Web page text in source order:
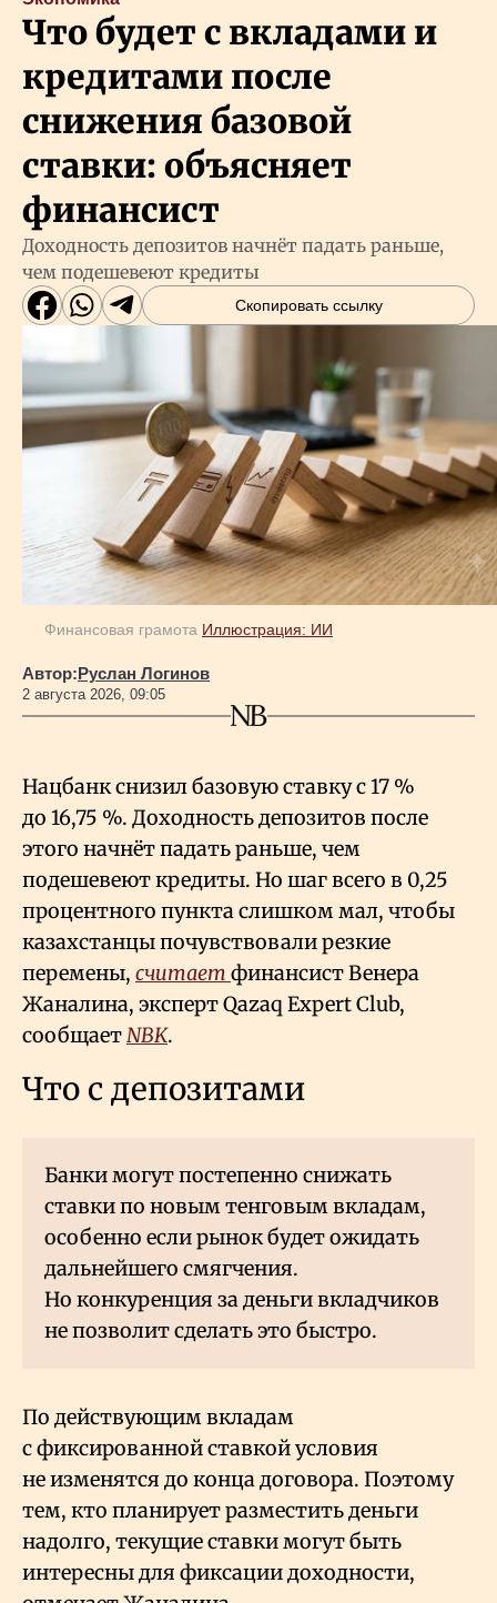
Что будет с вкладами и
кредитами после
снижения базовой
ставки: объясняет
финансист
Доходность депозитов начнёт падать раньше,
чем подешевеют кредиты
Скопировать ссылку
Финансовая грамота Иллюстрация: ИИ
Автор:Руслан Логинов
2 августа 2026, 09:05
Нацбанк снизил базовую ставку с 17 %
до 16,75 %. Доходность депозитов после
этого начнёт падать раньше, чем
подешевеют кредиты. Но шаг всего в 0,25
процентного пункта слишком мал, чтобы
казахстанцы почувствовали резкие
перемены, считает финансист Венера
Жаналина, эксперт Qazaq Expert Club,
сообщаетNBK.
Что с депозитами
Банки могут постепенно снижать
ставки по новым тенговым вкладам,
особенно если рынок будет ожидать
дальнейшего смягчения.
Но конкуренция за деньги вкладчиков
не позволит сделать это быстро.
По действующим вкладам
с фиксированной ставкой условия
не изменятся до конца договора. Поэтому
тем, кто планирует разместить деньги
надолго, текущие ставки могут быть
интересны для фиксации доходности,